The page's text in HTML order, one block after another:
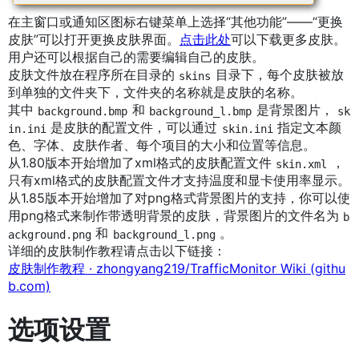
​
在主窗口或通知区图标右键菜单上选择“其他功能”——“更换
皮肤”可以打开更换皮肤界面。 点击此处可以下载更多皮肤。
用户还可以根据自己的需要编辑自己的皮肤。
皮肤文件放在程序所在目录的 skins 目录下，每个皮肤被放
到单独的文件夹下，文件夹的名称就是皮肤的名称。
其中 background.bmp 和 background_l.bmp 是背景图片，
sk
in.ini 是皮肤的配置文件，可以通过 skin.ini 指定文本颜
色、字体、皮肤作者、每个项目的大小和位置等信息。
从1.80版本开始增加了xml格式的皮肤配置文件 skin.xml
，
只有xml格式的皮肤配置文件才支持温度和显卡使用率显示。
从1.85版本开始增加了对png格式背景图片的支持，你可以使
用png格式来制作带透明背景的皮肤，背景图片的文件名为 b
ackground.png 和 background_l.png 。
详细的皮肤制作教程请点击以下链接：
皮肤制作教程 · zhongyang219/TrafficMonitor Wiki (githu
b.com)
选项设置